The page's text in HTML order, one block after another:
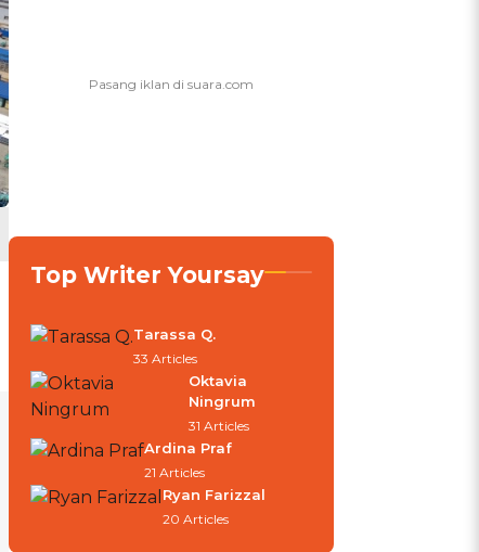
Top Writer Yoursay
Tarassa Q.
33 Articles
Oktavia
Ningrum
31 Articles
Ardina Praf
21 Articles
Ryan Farizzal
20 Articles